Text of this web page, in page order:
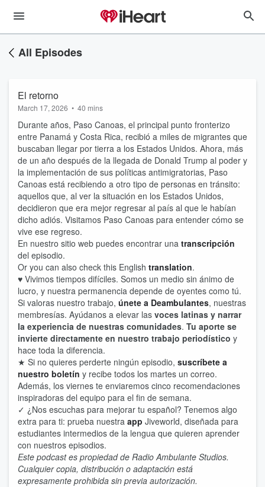
All Episodes
El retorno
March 17, 2026 • 40 mins
Durante años, Paso Canoas, el principal punto fronterizo
entre Panamá y Costa Rica, recibió a miles de migrantes que
buscaban llegar por tierra a los Estados Unidos. Ahora, más
de un año después de la llegada de Donald Trump al poder y
la implementación de sus políticas antimigratorias, Paso
Canoas está recibiendo a otro tipo de personas en tránsito:
aquellos que, al ver la situación en los Estados Unidos,
decidieron que era mejor regresar al país al que le habían
dicho adiós. Visitamos Paso Canoas para entender cómo se
vive ese regreso.
En nuestro sitio web puedes encontrar una transcripción
del episodio.
Or you can also check this English translation.
♥ Vivimos tiempos difíciles. Somos un medio sin ánimo de
lucro, y nuestra permanencia depende de oyentes como tú.
Si valoras nuestro trabajo, únete a Deambulantes, nuestras
membresías. Ayúdanos a elevar las voces latinas y narrar
la experiencia de nuestras comunidades. Tu aporte se
invierte directamente en nuestro trabajo periodístico y
hace toda la diferencia.
★ Si no quieres perderte ningún episodio, suscríbete a
nuestro boletín y recibe todos los martes un correo.
Además, los viernes te enviaremos cinco recomendaciones
inspiradoras del equipo para el fin de semana.
✓ ¿Nos escuchas para mejorar tu español? Tenemos algo
extra para ti: prueba nuestra app Jiveworld, diseñada para
estudiantes intermedios de la lengua que quieren aprender
con nuestros episodios.
Este podcast es propiedad de Radio Ambulante Studios.
Cualquier copia, distribución o adaptación está
expresamente prohibida sin previa autorización.